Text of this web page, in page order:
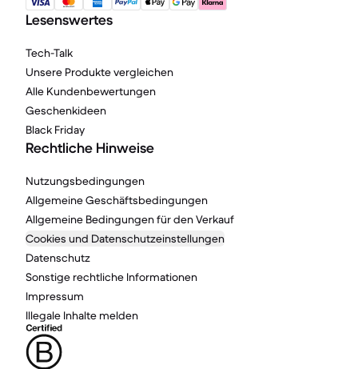
Lesenswertes
Tech-Talk
Unsere Produkte vergleichen
Alle Kundenbewertungen
Geschenkideen
Black Friday
Rechtliche Hinweise
Nutzungsbedingungen
Allgemeine Geschäftsbedingungen
Allgemeine Bedingungen für den Verkauf
Cookies und Datenschutzeinstellungen
Datenschutz
Sonstige rechtliche Informationen
Impressum
Illegale Inhalte melden